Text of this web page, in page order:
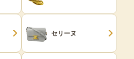
セリーヌ